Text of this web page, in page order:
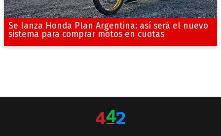
Se lanza Honda Plan Argentina: así será el nuevo
sistema para comprar motos en cuotas